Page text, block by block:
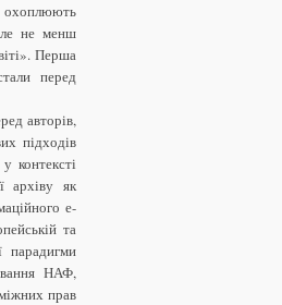
охоплюють
не менш
Перша
перед
авторів,
підходів
контексті
архіву як
е-
та
парадигми
НАФ,
прав